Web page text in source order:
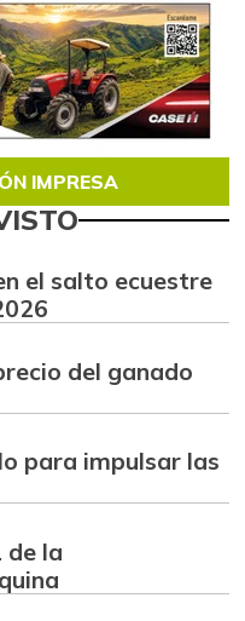
IMPRESA
el salto ecuestre
del ganado
para impulsar las
de la